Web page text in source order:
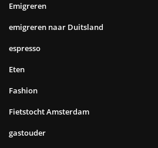
Emigreren
emigreren naar Duitsland
espresso
Eten
Fashion
Fietstocht Amsterdam
gastouder